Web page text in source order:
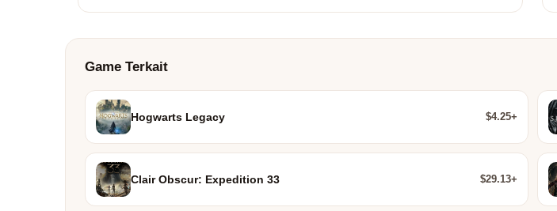
Game Terkait
Hogwarts Legacy $4.25+
Clair Obscur: Expedition 33 $29.13+